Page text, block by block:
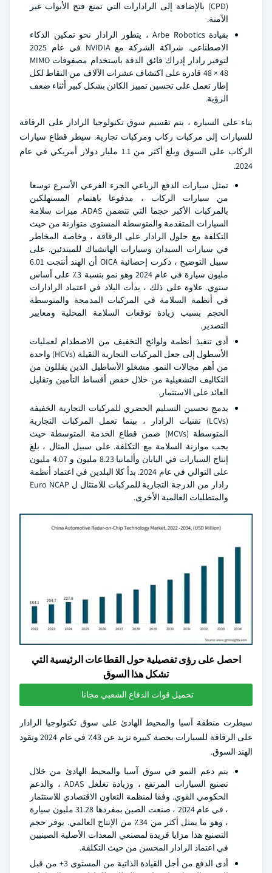
(CPD) بالإضافة إلى الرادارات التي تمنع فتح الأبواب غير
الآمنة.
بقيادة Arbe Robotics ، يتطور الرادار نحو تمكين الذكاء
الاصطناعي. شراكة الشركة مع NVIDIA في عام 2025
لتوفير رادار إدراك فائق الدقة باستخدام مصفوفات MIMO
48 × 48 قادرة على اكتشاف عشرات الآلاف من النقاط لكل
إطار تعمل على تحسين تمييز الكائن بشكل كبير أثناء ضعف
الرؤية.
بناء على السيارة ، يتم تقسيم سوق تكنولوجيا الرادار على الرقاقة
للسيارات إلى مركبات ركاب ومركبات تجارية. سيطر قطاع سيارات
الركاب على السوق وبلغ أكثر من 1.1 مليار دولار أمريكي في عام
2024.
تمثل سيارات الدفع الرباعي الجزء الفرعي الأسرع توسعا
من سيارات الركاب ، مدفوعا باهتمام المستهلكين
بالمركبات الأكبر حجما التي تتضمن ADAS. ميزات سلامة
السيارات المتقدمة والمتوسطة المستوى متوازنة من حيث
التكلفة مع حلول الرادار على الرقاقة ، وخاصة المخاطر
في سيارات السيدان وسيارات الهاتشباك للمبتدئين. على
سبيل التوضيح ، ذكرت إحصائية OICA أن الهند أنتجت 6.01
مليون سيارة في عام 2024 وهو نمو بنسبة 3٪ على أساس
سنوي. علاوة على ذلك ، بدأت البلاد في اعتماد الرادارات
في أنظمة السلامة في المركبات المدمجة والمتوسطة
الحجم بسبب زيادة توقعات السلامة المحلية ومعايير
التصدير.
أدى تنفيذ أنظمة ولوائح التخفيف من الاصطدام لعمليات
الأسطول إلى جعل المركبات التجارية الثقيلة (HCVs) واحدة
من أهم مجالات النمو. مشغلو الأساطيل الذين يقللون من
التكاليف التشغيلية من خلال خفض أقساط التأمين وتقليل
العائد على الاستثمار.
يدمج تحسين التسليم الحضري للمركبات التجارية الخفيفة
(LCVs) تقنيات الرادار ، بينما تعمل المركبات التجارية
المتوسطة (MCVs) ضمن قطاع الخدمة المتوسطة حيث
يجب موازنة السلامة مع التكلفة. على سبيل المثال ، بلغ
إنتاج السيارات في اليابان وألمانيا 8.23 مليون و 4.07 مليون
على التوالي في عام 2024. بدأ كلا البلدين في اعتماد أنظمة
رادار من الدرجة التجارية للمركبات للامتثال ل Euro NCAP
والمتطلبات العالمية الأخرى.
احصل على رؤى تفصيلية حول القطاعات الرئيسية التي
تشكل هذا السوق
تحميل قوات الدفاع الشعبي مجانا
سيطرت منطقة آسيا والمحيط الهادئ على سوق تكنولوجيا الرادار
على الرقاقة للسيارات بحصة كبيرة تزيد عن 43٪ في عام 2024 وتقود
الهند السوق.
يتم دعم النمو في سوق آسيا والمحيط الهادئ من خلال
تصنيع السيارات المرتفع ، وزيادة تغلغل ADAS ، والدعم
الحكومي القوي. وفقا لمنظمة التعاون الاقتصادي للاستثمار
، في عام 2024 ، صنعت الصين بمفردها 31.28 مليون سيارة
، وهو ما يمثل أكثر من 34٪ من الإنتاج العالمي. يوفر حجم
التصنيع هذا مزايا فريدة لمصنعي المعدات الأصلية الصينيين
في اعتماد الرادار المحسن من حيث التكلفة.
أدى الدفع من أجل القيادة الذاتية من المستوى 3+ من قبل